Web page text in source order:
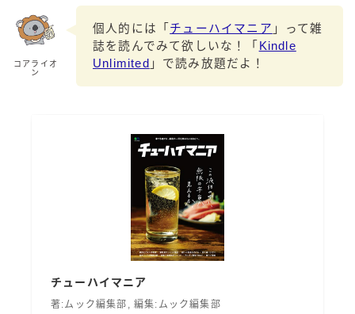
コアライオ
ン
個人的には「 チューハイマニア 」って雑
誌を読んでみて欲しいな！「 Kindle
Unlimited 」で読み放題だよ！
チューハイマニア
著:ムック編集部, 編集:ムック編集部